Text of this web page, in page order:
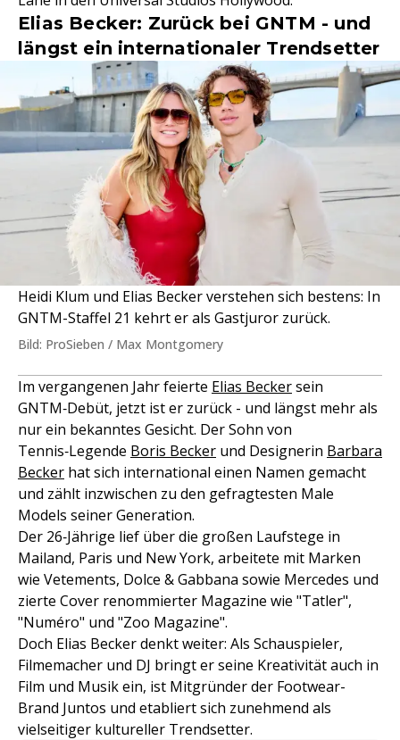
Elias Becker: Zurück bei GNTM - und
längst ein internationaler Trendsetter
Heidi Klum und Elias Becker verstehen sich bestens: In
GNTM-Staffel 21 kehrt er als Gastjuror zurück.
Bild: ProSieben / Max Montgomery
Im vergangenen Jahr feierte Elias Beckersein
GNTM‑Debüt, jetzt ist er zurück - und längst mehr als
nur ein bekanntes Gesicht. Der Sohn von
Tennis‑Legende Boris Becker und Designerin Barbara
Becker hat sich international einen Namen gemacht
und zählt inzwischen zu den gefragtesten Male
Models seiner Generation.
Der 26‑Jährige lief über die großen Laufstege in
Mailand, Paris und New York, arbeitete mit Marken
wie Vetements, Dolce & Gabbana sowie Mercedes und
zierte Cover renommierter Magazine wie "Tatler",
"Numéro" und "Zoo Magazine".
Doch Elias Becker denkt weiter: Als Schauspieler,
Filmemacher und DJ bringt er seine Kreativität auch in
Film und Musik ein, ist Mitgründer der Footwear-
Brand Juntos und etabliert sich zunehmend als
vielseitiger kultureller Trendsetter.